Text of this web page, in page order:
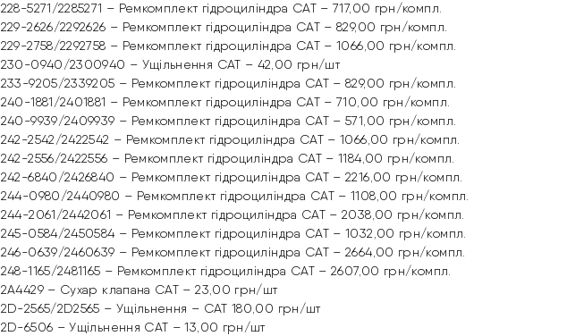
228-5271/2285271 – Ремкомплект гідроциліндра CAT – 717,00 грн/компл.
229-2626/2292626 – Ремкомплект гідроциліндра CAT – 829,00 грн/компл.
229-2758/2292758 – Ремкомплект гідроциліндра CAT – 1066,00 грн/компл.
230-0940/2300940 – Ущільнення CAT – 42,00 грн/шт
233-9205/2339205 – Ремкомплект гідроциліндра CAT – 829,00 грн/компл.
240-1881/2401881 – Ремкомплект гідроциліндра CAT – 710,00 грн/компл.
240-9939/2409939 – Ремкомплект гідроциліндра CAT – 571,00 грн/компл.
242-2542/2422542 – Ремкомплект гідроциліндра CAT – 1066,00 грн/компл.
242-2556/2422556 – Ремкомплект гідроциліндра CAT – 1184,00 грн/компл.
242-6840/2426840 – Ремкомплект гідроциліндра CAT – 2216,00 грн/компл.
244-0980/2440980 – Ремкомплект гідроциліндра CAT – 1108,00 грн/компл.
244-2061/2442061 – Ремкомплект гідроциліндра CAT – 2038,00 грн/компл.
245-0584/2450584 – Ремкомплект гідроциліндра CAT – 1032,00 грн/компл.
246-0639/2460639 – Ремкомплект гідроциліндра CAT – 2664,00 грн/компл.
248-1165/2481165 – Ремкомплект гідроциліндра CAT – 2607,00 грн/компл.
2A4429 – Сухар клапана CAT – 23,00 грн/шт
2D-2565/2D2565 – Ущільнення – CAT 180,00 грн/шт
2D-6506 – Ущільнення CAT – 13,00 грн/шт